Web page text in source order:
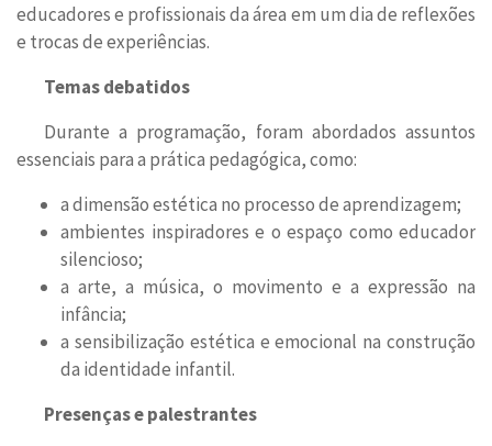
educadores e profissionais da área em um dia de reflexões
e trocas de experiências.
Temas debatidos
Durante a programação, foram abordados assuntos
essenciais para a prática pedagógica, como:
a dimensão estética no processo de aprendizagem;
ambientes inspiradores e o espaço como educador
silencioso;
a arte, a música, o movimento e a expressão na
infância;
a sensibilização estética e emocional na construção
da identidade infantil.
Presenças e palestrantes